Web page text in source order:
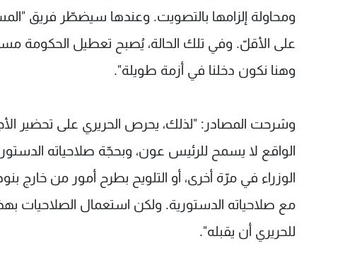
ومحاولة إلزامها بالتصويت. وعندها سيضطّر فريق
على الأقلّ. وفي تلك الحالة، يُصبح تعطيل الحكومة
وهنا نكون دخلنا في أزمة طويلة".
وشرحت المصادر: "لذلك، يحرص الحريري على تحضير
الواقع لا يسمح للرئيس عون، وبحجّة صلاحياته
الوزراء في مرّة أخرى، أو التلويح بطرح أمور من
مع صلاحياته الدستورية. ولكن استعمال الصلاحيات
للحريري أن يقبله".